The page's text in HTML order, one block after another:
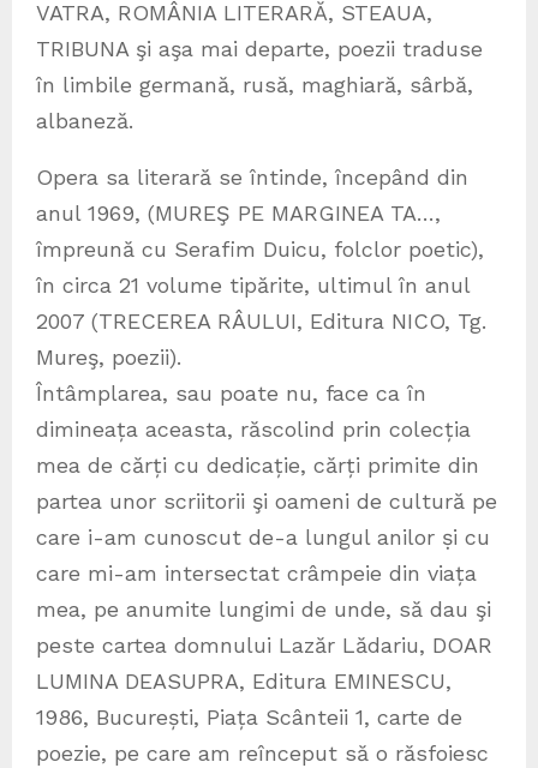
VATRA, ROMÂNIA LITERARĂ, STEAUA,
TRIBUNA şi aşa mai departe, poezii traduse
în limbile germană, rusă, maghiară, sârbă,
albaneză.
Opera sa literară se întinde, începând din
anul 1969, (MUREŞ PE MARGINEA TA…,
împreună cu Serafim Duicu, folclor poetic),
în circa 21 volume tipărite, ultimul în anul
2007 (TRECEREA RÂULUI, Editura NICO, Tg.
Mureş, poezii).
Întâmplarea, sau poate nu, face ca în
dimineața aceasta, răscolind prin colecția
mea de cărți cu dedicație, cărți primite din
partea unor scriitorii şi oameni de cultură pe
care i-am cunoscut de-a lungul anilor ṣi cu
care mi-am intersectat crâmpeie din viața
mea, pe anumite lungimi de unde, să dau şi
peste cartea domnului Lazăr Lădariu, DOAR
LUMINA DEASUPRA, Editura EMINESCU,
1986, București, Piața Scânteii 1, carte de
poezie, pe care am reînceput să o răsfoiesc